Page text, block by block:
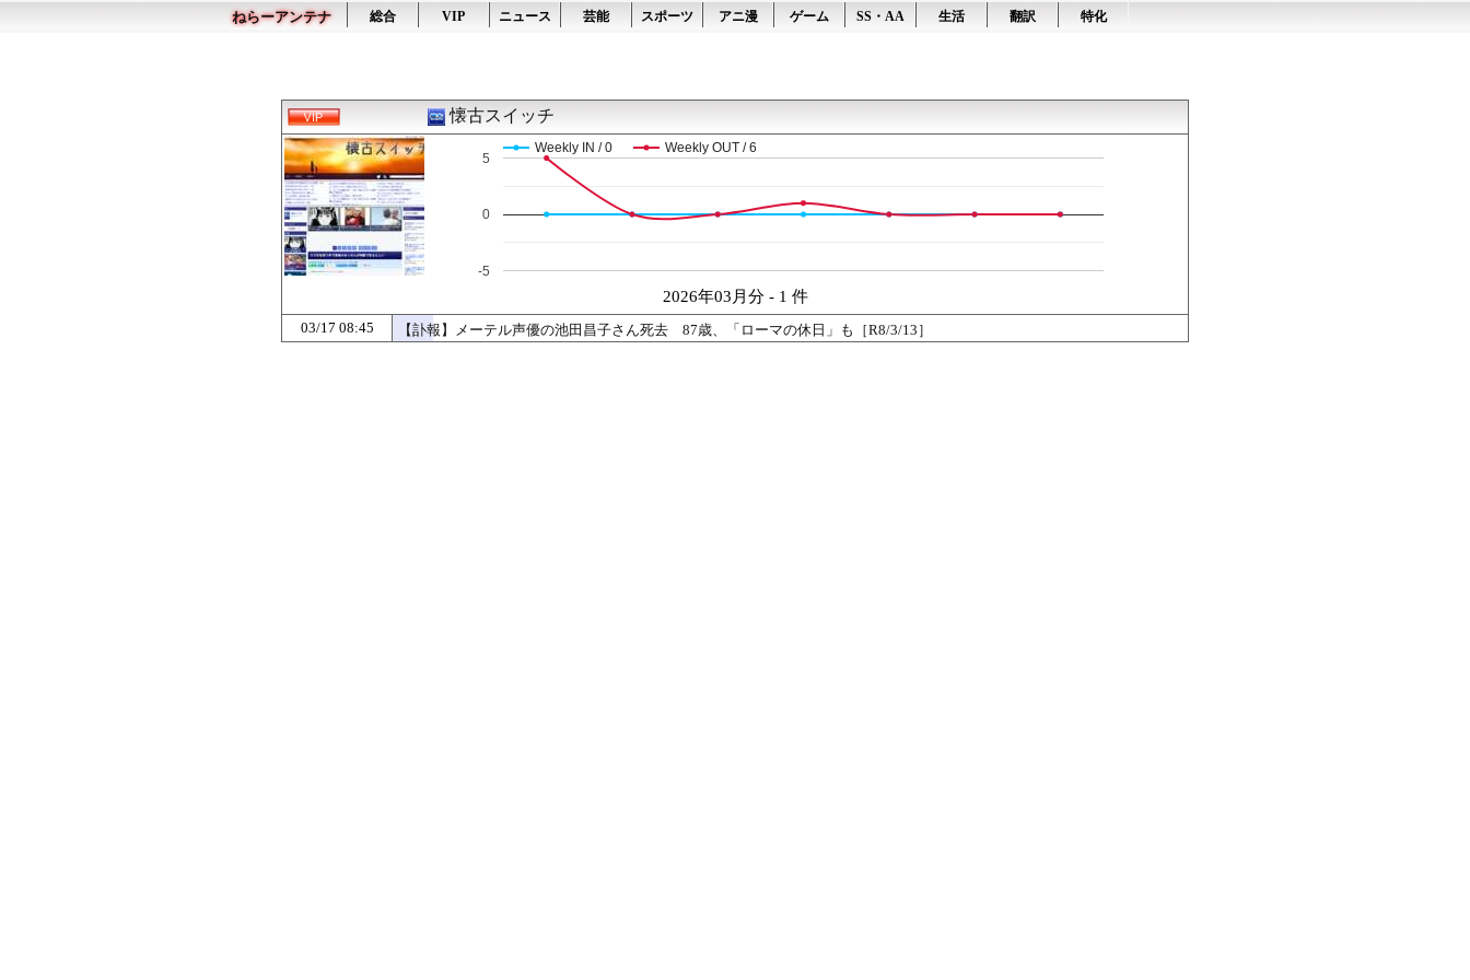
ねらーアンテナ 総合 VIP ニュース 芸能 スポーツ アニ漫 ゲーム SS・AA 生活 翻訳 特化
懐古スイッチ
Weekly IN / 0 Weekly OUT / 6
-5
0
5
2026年03月分 - 1 件
03/17 08:45 【訃報】メーテル声優の池田昌子さん死去 87歳、「ローマの休日」も［R8/3/13］